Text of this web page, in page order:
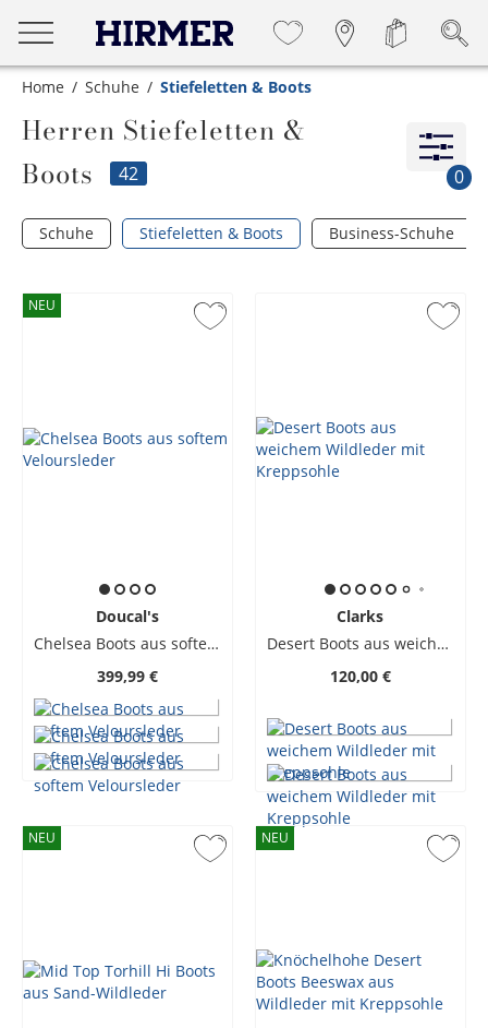
Home Schuhe Stiefeletten & Boots
Herren Stiefeletten &
Boots
42 0
Schuhe Stiefeletten & Boots Business-Schuhe
NEU
Doucal's
Chelsea Boots aus softem Veloursleder
399,99 €
Clarks
Desert Boots aus weichem Wildleder mit Kreppsohle
120,00 €
NEU NEU